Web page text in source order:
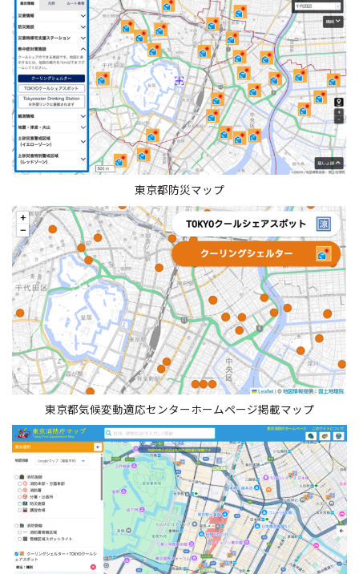
東京都防災マップ
東京都気候変動適応センターホームページ掲載マップ